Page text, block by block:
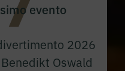
evento
2026
Oswald